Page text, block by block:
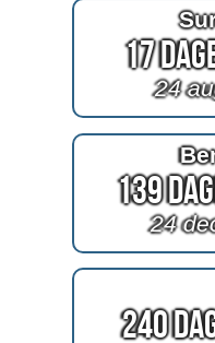
17
24
139
24
240